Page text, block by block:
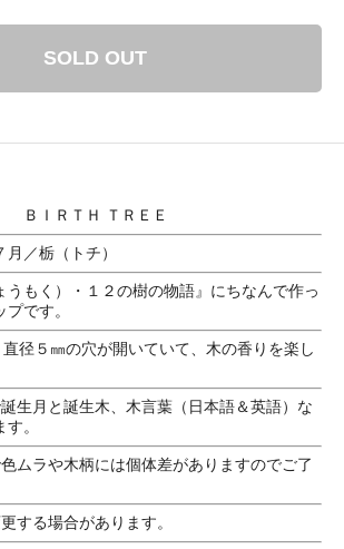
SOLD OUT
ＢＩＲＴＨ ＴＲＥＥ
／栃（トチ）
うもく）・１２の樹の物語』にちなんで作っ
です。
径５㎜の穴が開いていて、木の香りを楽し
生月と誕生木、木言葉（日本語＆英語）な
。
ムラや木柄には個体差がありますのでご了
する場合があります。